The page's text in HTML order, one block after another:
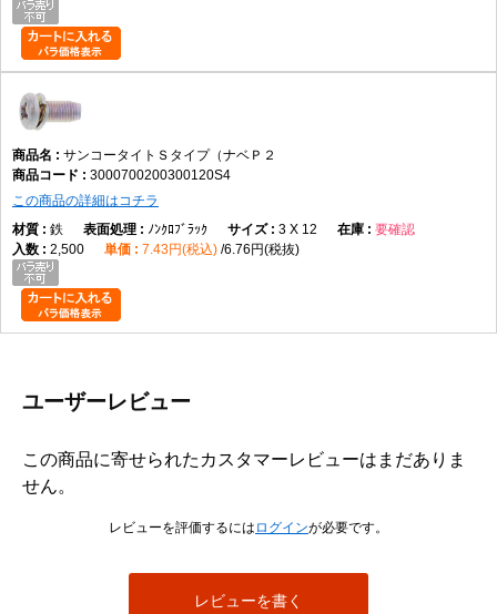
サンコータイトＳタイプ（ナベＰ２
3000700200300120S4
この商品の詳細はコチラ
鉄
ﾉﾝｸﾛﾌﾞﾗｯｸ 3 X 12
要確認
2,500
7.43円(税込) 6.76円(税抜)
ユーザーレビュー
この商品に寄せられたカスタマーレビューはまだありま
せん。
レビューを評価するには ログインが必要です。
レビューを書く